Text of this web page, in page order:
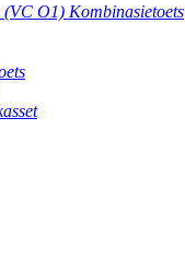
O1) Kombinasietoets